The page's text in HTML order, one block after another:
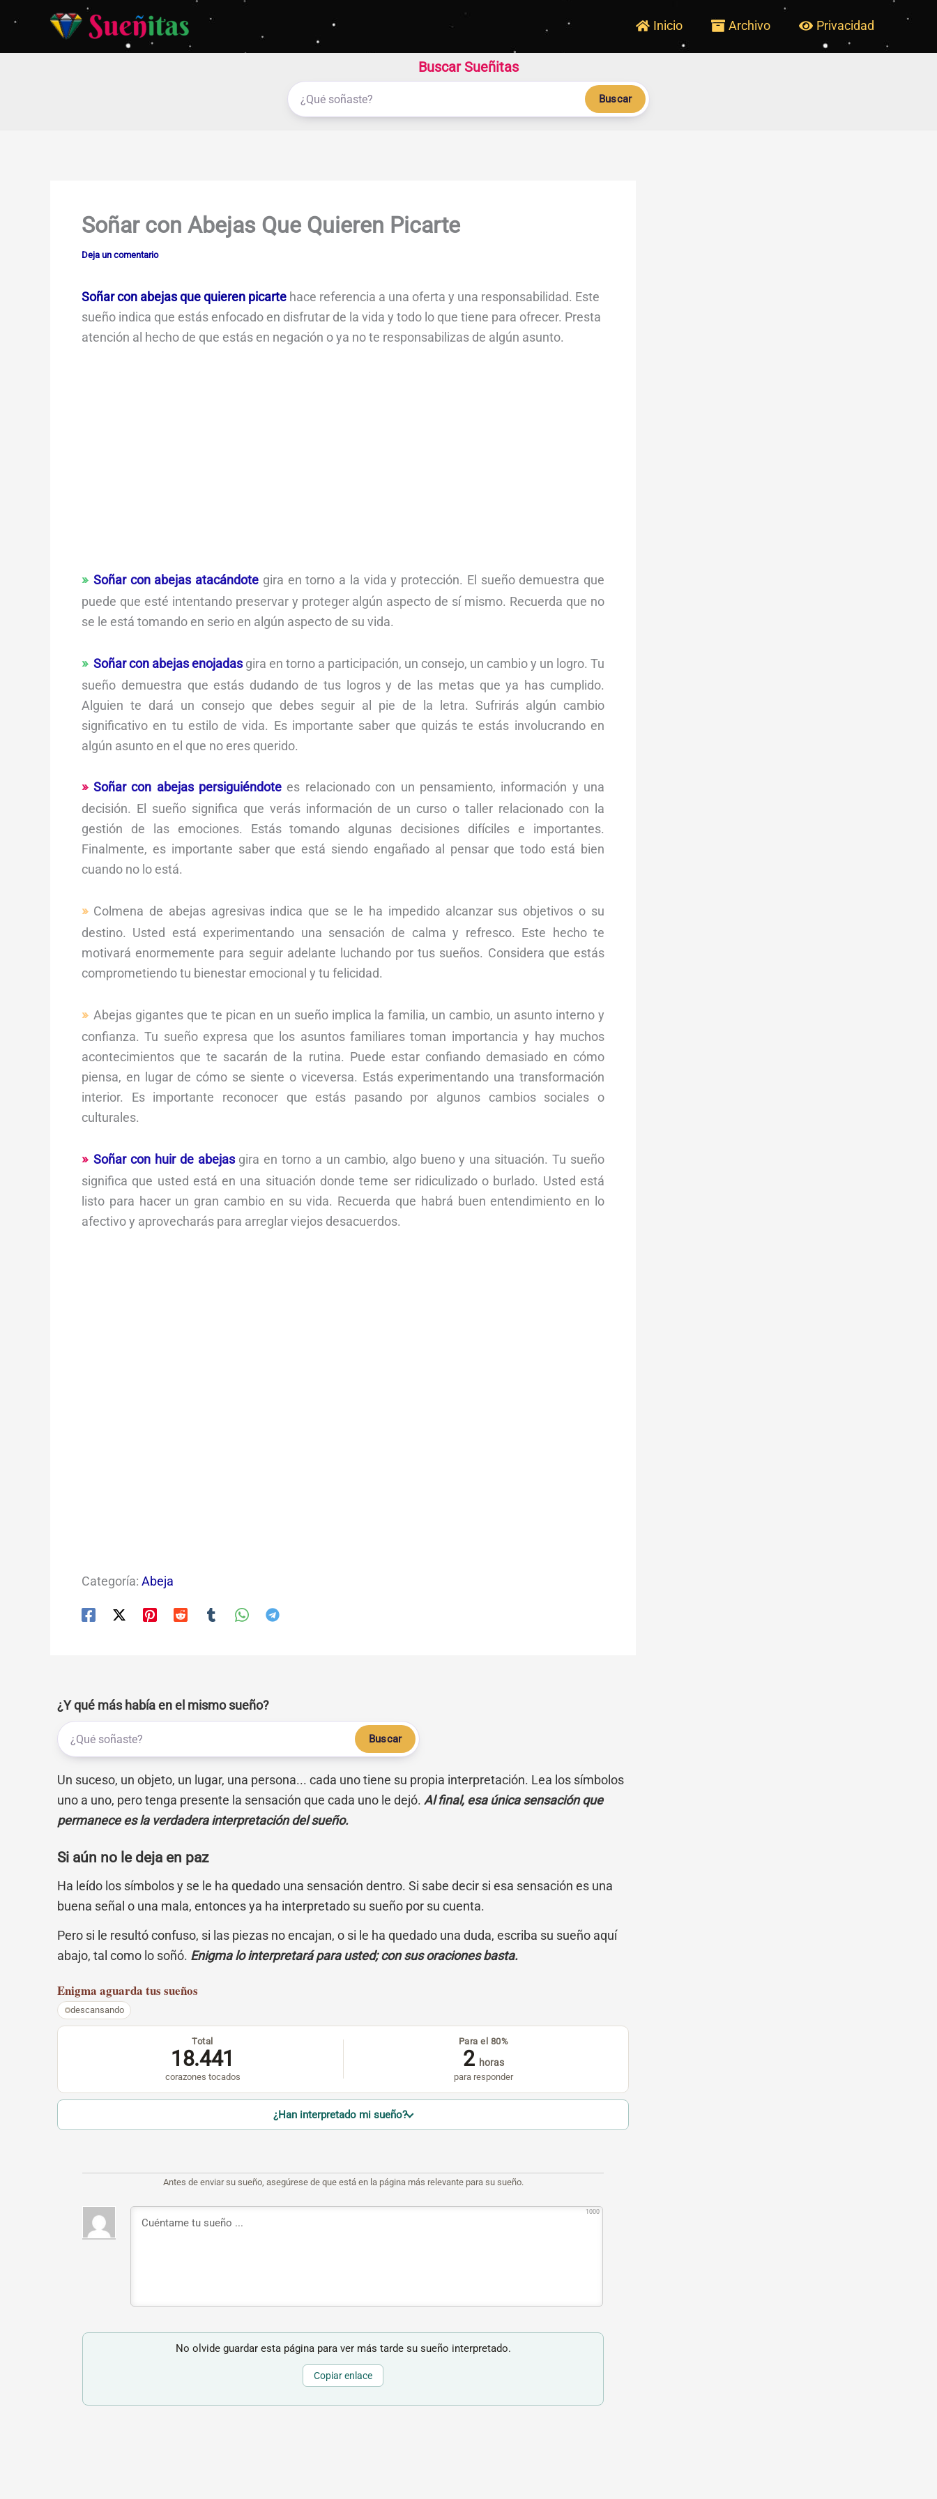
contenido
Inicio Archivo Privacidad
Buscar Sueñitas
Buscar
Soñar con Abejas Que Quieren Picarte
Deja un comentario
Soñar con abejas que quieren picarte hace referencia a una oferta y una responsabilidad. Este
sueño indica que estás enfocado en disfrutar de la vida y todo lo que tiene para ofrecer. Presta
atención al hecho de que estás en negación o ya no te responsabilizas de algún asunto.
Soñar con abejas atacándote gira en torno a la vida y protección. El sueño demuestra que
puede que esté intentando preservar y proteger algún aspecto de sí mismo. Recuerda que no
se le está tomando en serio en algún aspecto de su vida.
Soñar con abejas enojadasgira en torno a participación, un consejo, un cambio y un logro. Tu
sueño demuestra que estás dudando de tus logros y de las metas que ya has cumplido.
Alguien te dará un consejo que debes seguir al pie de la letra. Sufrirás algún cambio
significativo en tu estilo de vida. Es importante saber que quizás te estás involucrando en
algún asunto en el que no eres querido.
Soñar con abejas persiguiéndote es relacionado con un pensamiento, información y una
decisión. El sueño significa que verás información de un curso o taller relacionado con la
gestión de las emociones. Estás tomando algunas decisiones difíciles e importantes.
Finalmente, es importante saber que está siendo engañado al pensar que todo está bien
cuando no lo está.
Colmena de abejas agresivas indica que se le ha impedido alcanzar sus objetivos o su
destino. Usted está experimentando una sensación de calma y refresco. Este hecho te
motivará enormemente para seguir adelante luchando por tus sueños. Considera que estás
comprometiendo tu bienestar emocional y tu felicidad.
Abejas gigantes que te pican en un sueño implica la familia, un cambio, un asunto interno y
confianza. Tu sueño expresa que los asuntos familiares toman importancia y hay muchos
acontecimientos que te sacarán de la rutina. Puede estar confiando demasiado en cómo
piensa, en lugar de cómo se siente o viceversa. Estás experimentando una transformación
interior. Es importante reconocer que estás pasando por algunos cambios sociales o
culturales.
Soñar con huir de abejasgira en torno a un cambio, algo bueno y una situación. Tu sueño
significa que usted está en una situación donde teme ser ridiculizado o burlado. Usted está
listo para hacer un gran cambio en su vida. Recuerda que habrá buen entendimiento en lo
afectivo y aprovecharás para arreglar viejos desacuerdos.
Categoría: Abeja
¿Y qué más había en el mismo sueño?
Buscar
Un suceso, un objeto, un lugar, una persona... cada uno tiene su propia interpretación. Lea los símbolos
uno a uno, pero tenga presente la sensación que cada uno le dejó. Al final, esa única sensación que
permanece es la verdadera interpretación del sueño.
Si aún no le deja en paz
Ha leído los símbolos y se le ha quedado una sensación dentro. Si sabe decir si esa sensación es una
buena señal o una mala, entonces ya ha interpretado su sueño por su cuenta.
Pero si le resultó confuso, si las piezas no encajan, o si le ha quedado una duda, escriba su sueño aquí
abajo, tal como lo soñó. Enigma lo interpretará para usted; con sus oraciones basta.
Enigma aguarda tus sueños
descansando
Total
18.441
corazones tocados
Para el 80%
2 horas
para responder
¿Han interpretado mi sueño?
Antes de enviar su sueño, asegúrese de que está en la página más relevante para su sueño.
1000
No olvide guardar esta página para ver más tarde su sueño interpretado.
Copiar enlace